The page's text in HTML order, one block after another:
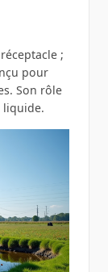
;
pour
Son rôle
liquide.